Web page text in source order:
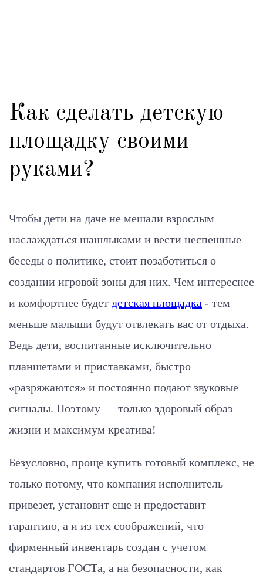
Как сделать детскую
площадку своими
руками?
Чтобы дети на даче не мешали взрослым
наслаждаться шашлыками и вести неспешные
беседы о политике, стоит позаботиться о
создании игровой зоны для них. Чем интереснее
и комфортнее будет детская площадка - тем
меньше малыши будут отвлекать вас от отдыха.
Ведь дети, воспитанные исключительно
планшетами и приставками, быстро
«разряжаются» и постоянно подают звуковые
сигналы. Поэтому — только здоровый образ
жизни и максимум креатива!
Безусловно, проще купить готовый комплекс, не
только потому, что компания исполнитель
привезет, установит еще и предоставит
гарантию, а и из тех соображений, что
фирменный инвентарь создан с учетом
стандартов ГОСТа, а на безопасности, как